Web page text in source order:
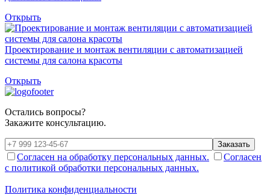
Открыть
Проектирование и монтаж вентиляции с автоматизацией
системы для салона красоты
Открыть
Остались вопросы?
Закажите консультацию.
Заказать
Согласен на обработку персональных данных.
Согласен
с политикой обработки персональных данных.
Политика конфиденциальности